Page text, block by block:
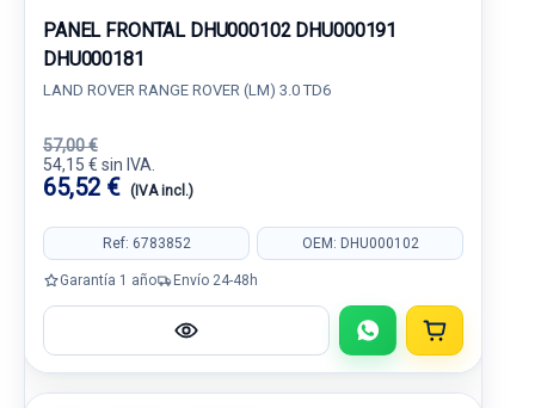
PANEL FRONTAL DHU000102 DHU000191
DHU000181
LAND ROVER RANGE ROVER (LM) 3.0 TD6
57,00 €
54,15 € sin IVA.
65,52 € (IVA incl.)
Ref: 6783852 OEM: DHU000102
Garantía 1 año Envío 24-48h